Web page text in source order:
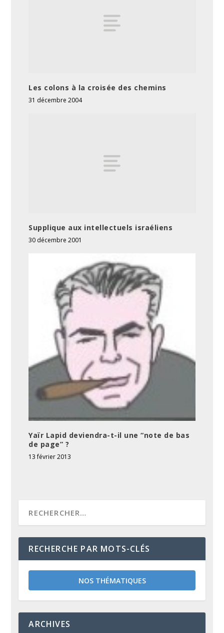
Les colons à la croisée des chemins
31 décembre 2004
Supplique aux intellectuels israéliens
30 décembre 2001
Yaïr Lapid deviendra-t-il une “note de bas
de page” ?
13 février 2013
RECHERCHE PAR MOTS-CLÉS
NOS THÉMATIQUES
ARCHIVES